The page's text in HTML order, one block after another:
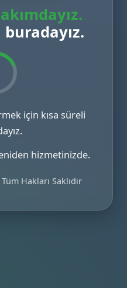
için kısa süreli
hizmetinizde.
Hakları Saklıdır